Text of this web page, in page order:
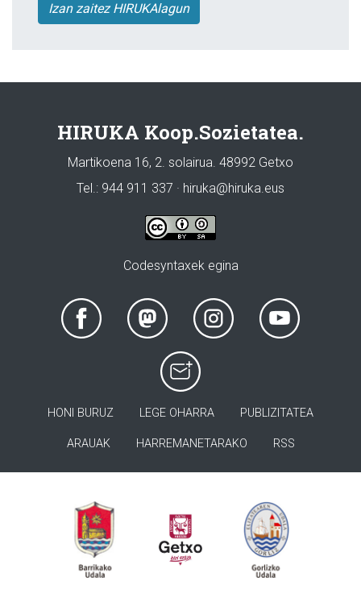
Izan zaitez HIRUKAlagun
HIRUKA Koop.Sozietatea.
Martikoena 16, 2. solairua. 48992 Getxo
Tel.: 944 911 337 · hiruka@hiruka.eus
Codesyntaxek egina
HONI BURUZ LEGE OHARRA PUBLIZITATEA
ARAUAK HARREMANETARAKO RSS